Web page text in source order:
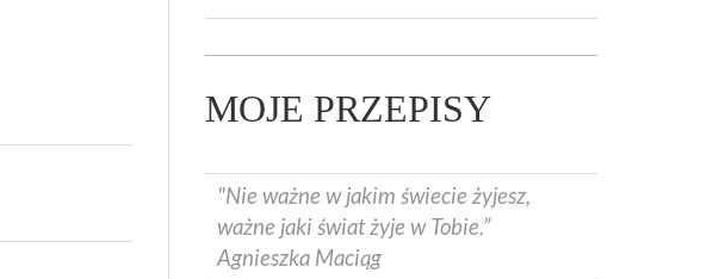
MOJE PRZEPISY
"Nie ważne w jakim świecie żyjesz,
ważne jaki świat żyje w Tobie.”
Agnieszka Maciąg